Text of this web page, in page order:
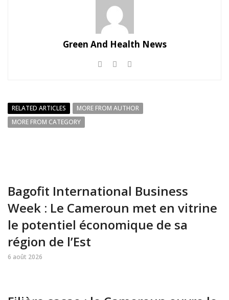
Green And Health News
RELATED ARTICLES
MORE FROM AUTHOR
MORE FROM CATEGORY
Bagofit International Business
Week : Le Cameroun met en vitrine
le potentiel économique de sa
région de l’Est
6 août 2026